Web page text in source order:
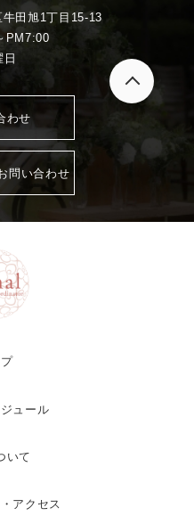
田旭1丁目15-13
PM7:00
わせ
問い合わせ
プ
ュール
いて
アクセス